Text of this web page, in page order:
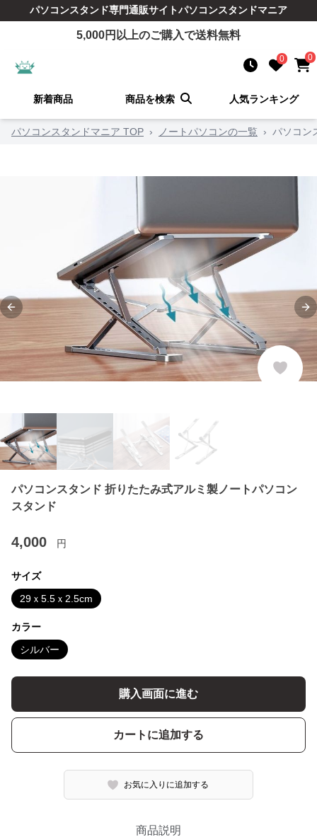
パソコンスタンド専門通販サイトパソコンスタンドマニア
5,000円以上のご購入で送料無料
0 0
新着商品 商品を検索 人気ランキング
パソコンスタンドマニア TOP › ノートパソコンの一覧 › パソコン
Previous slide
パソコンスタンド 折りたたみ式アルミ製ノートパソコン
スタンド
4,000 円
サイズ
29ｘ5.5ｘ2.5cm
カラー
シルバー
購入画面に進む
カートに追加する
お気に入りに追加する
商品説明